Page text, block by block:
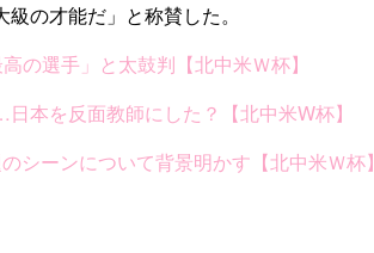
の才能だ」と称賛した。
選手」と太鼓判【北中米Ｗ杯】
本を反面教師にした？【北中米W杯】
ーンについて背景明かす【北中米Ｗ杯】